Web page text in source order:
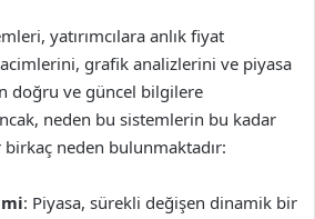
yatırımcılara anlık fiyat
grafik analizlerini ve piyasa
doğru ve güncel bilgilere
neden bu sistemlerin bu kadar
neden bulunmaktadır:
: Piyasa, sürekli değişen dinamik bir